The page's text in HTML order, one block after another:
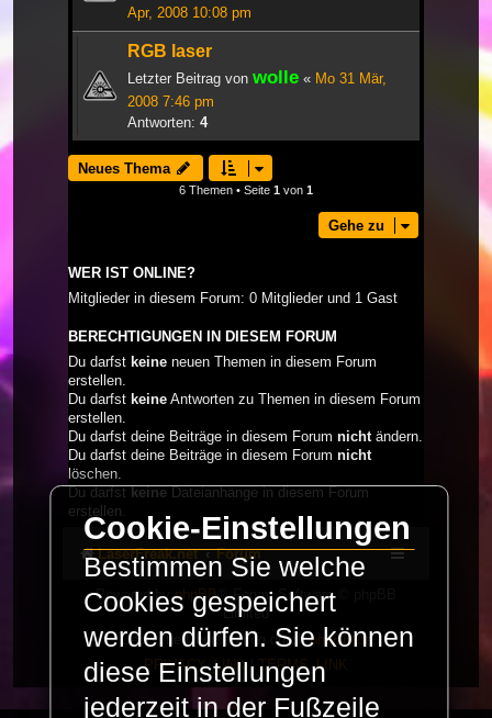
Apr, 2008 10:08 pm
RGB laser
Letzter Beitrag von wolle « Mo 31 Mär,
2008 7:46 pm
Antworten: 4
Neues Thema
6 Themen • Seite 1 von 1
Gehe zu
WER IST ONLINE?
Mitglieder in diesem Forum: 0 Mitglieder und 1 Gast
BERECHTIGUNGEN IN DIESEM FORUM
Du darfst keine neuen Themen in diesem Forum
erstellen.
Du darfst keine Antworten zu Themen in diesem Forum
erstellen.
Du darfst deine Beiträge in diesem Forum nicht ändern.
Du darfst deine Beiträge in diesem Forum nicht
löschen.
Du darfstkeineDateianhänge in diesem Forum
erstellen.
LaserFreak.net Forum
Powered byphpBB® Forum Software © phpBB
Limited
Deutsche Übersetzung durchphpBB.de
PRIVACY_LINK| TERMS_LINK
Cookie-Einstellungen
Bestimmen Sie welche
Cookies gespeichert
werden dürfen. Sie können
diese Einstellungen
jederzeit in der Fußzeile